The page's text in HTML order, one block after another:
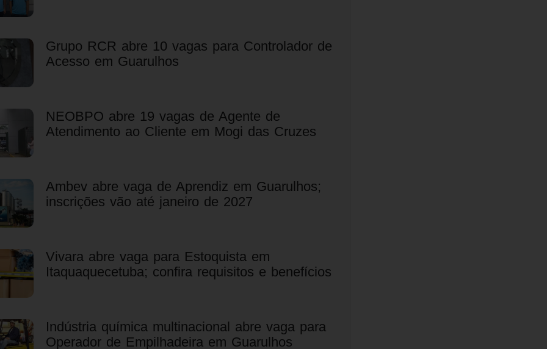
Grupo RCR abre 10 vagas para Controlador de
Acesso em Guarulhos
NEOBPO abre 19 vagas de Agente de
Atendimento ao Cliente em Mogi das Cruzes
Ambev abre vaga de Aprendiz em Guarulhos;
inscrições vão até janeiro de 2027
Vivara abre vaga para Estoquista em
Itaquaquecetuba; confira requisitos e benefícios
Indústria química multinacional abre vaga para
Operador de Empilhadeira em Guarulhos